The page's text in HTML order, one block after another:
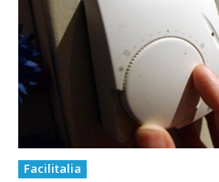
Facilitalia